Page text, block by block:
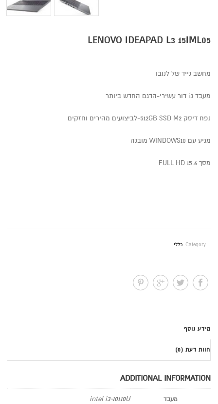
LENOVO IDEAPAD L3 15IML05
מחשב נייד של לנובו
מעבד i3 דור עשירי-הדגם החדש ביותר
נפח דיסק 512GB SSD M2-לביצועים מהירים וחזקים
מגיע עם WINDOWS10 מובנה
מסך 15.6 FULL HD
Category: כללי.
מידע נוסף
חוות דעת (0)
ADDITIONAL INFORMATION
מעבד intel i3-10110U